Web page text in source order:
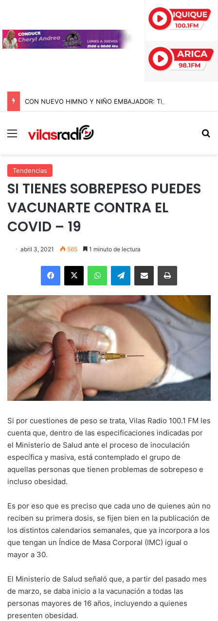
Menú
Tendencias
SI TIENES SOBREPESO PUEDES
VACUNARTE CONTRA EL
COVID – 19
abril 3, 2021 565 1 minuto de lectura
Facebook
X WhatsAppTelegramEnviar vía email Imprimir
Si por cuestiones de peso se trata, Vilas Radio 100.1 FM les
cuenta que, dentro de las especificaciones indicadas por
el Ministerio de Salud ante el proceso de inoculación
específica y masiva, está contemplado el grupo de
aquellas personas que tienen problemas de sobrepeso e
incluso obesidad.
Es por eso que es preciso que cada uno de quienes aún no
reciben su primera dosis, se fijen bien en la publicación de
los distintos calendarios semanales, que ya incorpora a los
que tengan un Índice de Masa Corporal (IMC) igual o
mayor a 30.
El Ministerio de Salud señaló que, a partir del pasado mes
de marzo, se daba inicio a la vacunación a todas las
personas mayores de 16 años, incluyendo a quienes
presenten obesidad.